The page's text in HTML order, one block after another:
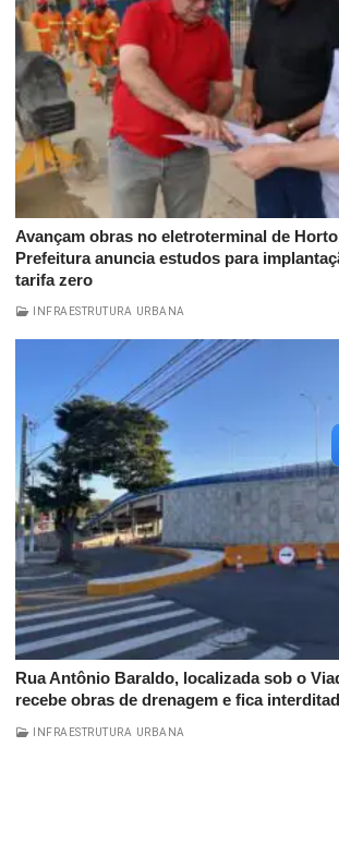
Avançam obras no eletroterminal de
Prefeitura anuncia estudos para
tarifa zero
INFRAESTRUTURA URBANA
Rua Antônio Baraldo, localizada sob o
recebe obras de drenagem e fica
INFRAESTRUTURA URBANA